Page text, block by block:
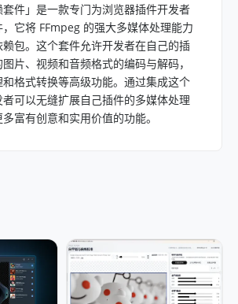
套件」是一款专门为浏览器插件开发者
它将 FFmpeg 的强大多媒体处理能力
包。这个套件允许开发者在自己的插
片、视频和音频格式的编码与解码，
格式转换等高级功能。通过集成这个
可以无缝扩展自己插件的多媒体处理
富有创意和实用价值的功能。